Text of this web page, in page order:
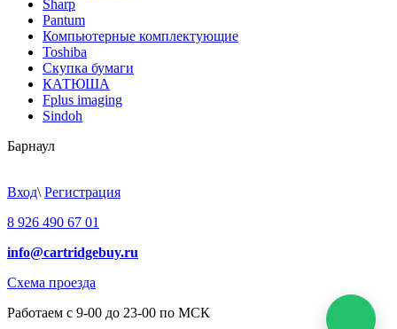
Sharp
Pantum
Компьютерные комплектующие
Toshiba
Скупка бумаги
КАТЮША
Fplus imaging
Sindoh
Барнаул
Вход\ Регистрация
8 926 490 67 01
info@cartridgebuy.ru
Схема проезда
Работаем с 9-00 до 23-00 по МСК